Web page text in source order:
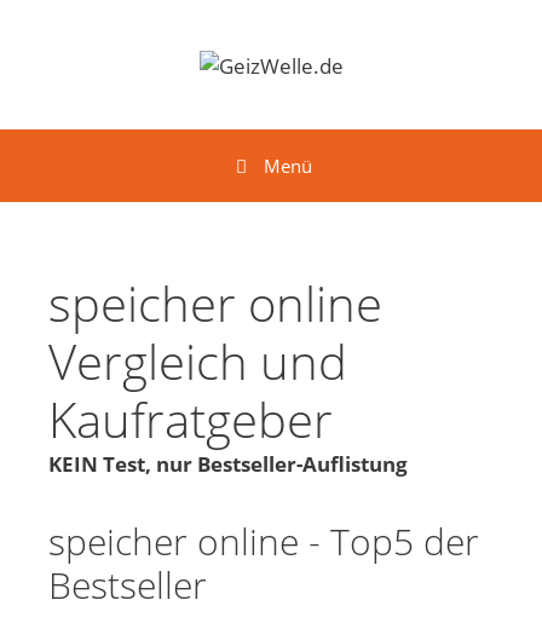
Menü
speicher online
Vergleich und
Kaufratgeber
KEIN Test, nur Bestseller-Auflistung
speicher online - Top5 der
Bestseller